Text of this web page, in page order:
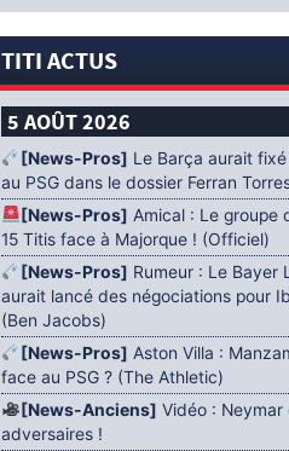
TITI ACTUS
5 AOÛT 2026
[News-Pros] Le Barça aurait
au PSG dans le dossier Ferran
[News-Pros] Amical : Le groupe
15 Titis face à Majorque ! (Officiel)
[News-Pros] Rumeur : Le Bayer
aurait lancé des négociations pour
(Ben Jacobs)
[News-Pros] Aston Villa :
face au PSG ? (The Athletic)
[News-Anciens] Vidéo : Neymar
adversaires !